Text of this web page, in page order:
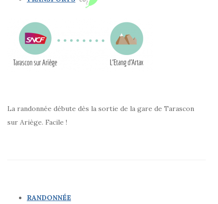
La randonnée débute dès la sortie de la gare de Tarascon
sur Ariège. Facile !
RANDONNÉE